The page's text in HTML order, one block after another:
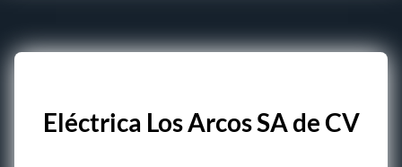
Eléctrica Los Arcos SA de CV